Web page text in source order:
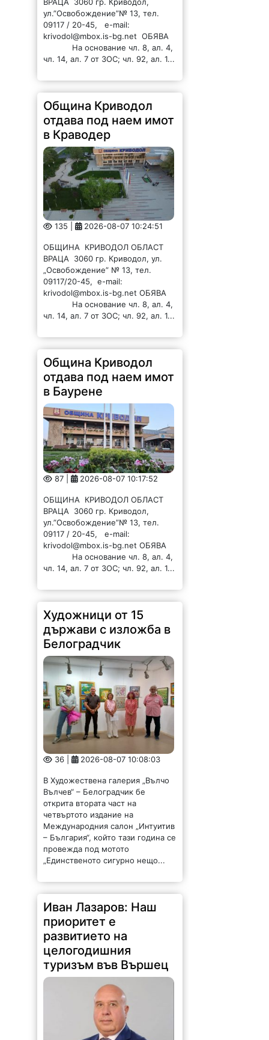
ул.”Освобождение”№ 13, тел.
09117 / 20-45, e-mail:
krivodol@mbox.is-bg.net ОБЯВА
На основание чл. 8, ал. 4,
чл. 14, ал. 7 от ЗОС; чл. 92, ал. 1...
Община Криводол
отдава под наем имот
в Краводер
135 | 2026-08-07 10:24:51
ОБЩИНА КРИВОДОЛ ОБЛАСТ
ВРАЦА 3060 гр. Криводол, ул.
„Освобождение” № 13, тел.
09117/20-45, e-mail:
krivodol@mbox.is-bg.net ОБЯВА
На основание чл. 8, ал. 4,
чл. 14, ал. 7 от ЗОС; чл. 92, ал. 1...
Община Криводол
отдава под наем имот
в Баурене
87 | 2026-08-07 10:17:52
ОБЩИНА КРИВОДОЛ ОБЛАСТ
ВРАЦА 3060 гр. Криводол,
ул.”Освобождение”№ 13, тел.
09117 / 20-45, e-mail:
krivodol@mbox.is-bg.net ОБЯВА
На основание чл. 8, ал. 4,
чл. 14, ал. 7 от ЗОС; чл. 92, ал. 1...
Художници от 15
държави с изложба в
Белоградчик
36 | 2026-08-07 10:08:03
В Художествена галерия „Вълчо
Вълчев“ – Белоградчик бе
открита втората част на
четвъртото издание на
Международния салон „Интуитив
– България“, който тази година се
провежда под мотото
„Единственото сигурно нещо...
Иван Лазаров: Наш
приоритет е
развитието на
целогодишния
туризъм във Вършец